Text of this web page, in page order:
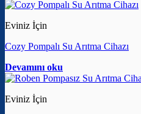
Eviniz İçin
Cozy Pompalı Su Arıtma Cihazı
Devamını oku
Eviniz İçin